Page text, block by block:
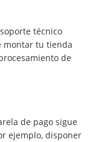
técnico
montar tu tienda
de
de pago sigue
ejemplo, disponer